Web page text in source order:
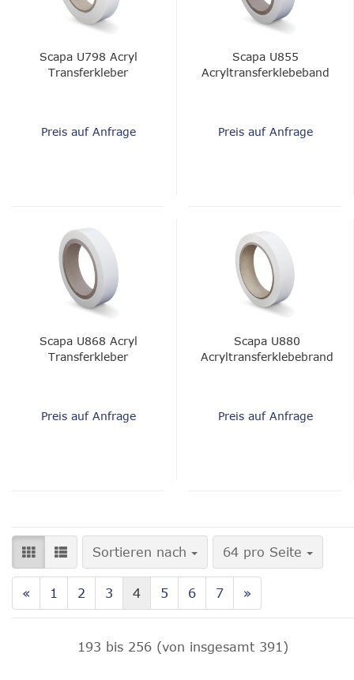
Scapa U798 Acryl
Transferkleber
Preis auf Anfrage
Scapa U855
Acryltransferklebeband
Preis auf Anfrage
Scapa U868 Acryl
Transferkleber
Preis auf Anfrage
Scapa U880
Acryltransferklebebrand
Preis auf Anfrage
Sortieren nach
Sortieren nach 64 pro Seite
pro Seite
« 1 2 3 4 5 6 7 »
193 bis 256 (von insgesamt 391 )